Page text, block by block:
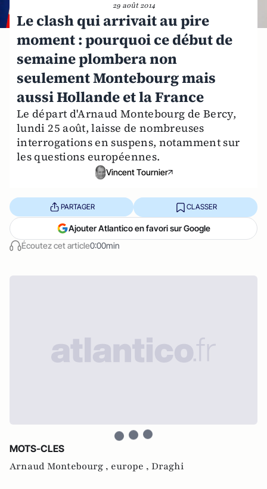
29 août 2014
Le clash qui arrivait au pire
moment : pourquoi ce début de
semaine plombera non
seulement Montebourg mais
aussi Hollande et la France
Le départ d'Arnaud Montebourg de Bercy,
lundi 25 août, laisse de nombreuses
interrogations en suspens, notamment sur
les questions européennes.
Vincent Tournier
Écoutez cet article0:00min
PARTAGER CLASSER
Ajouter Atlantico en favori sur Google
MOTS-CLES
Arnaud Montebourg , europe , Draghi